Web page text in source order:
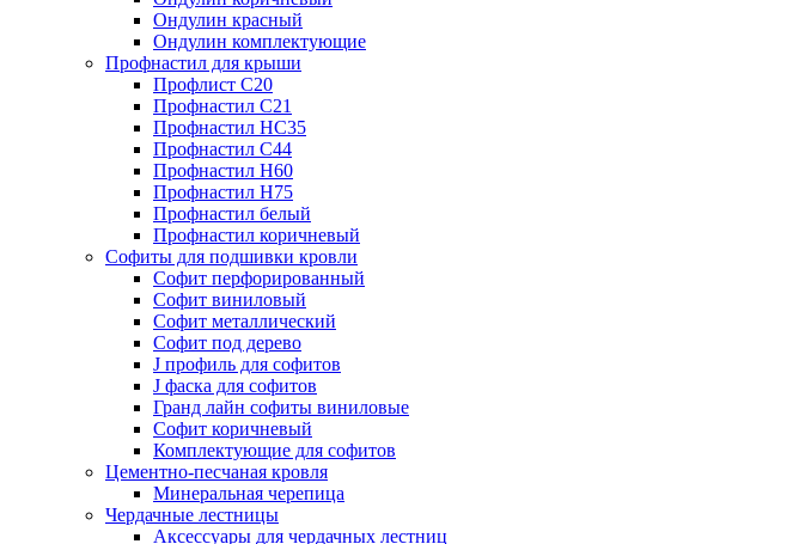
Ондулин красный
Ондулин комплектующие
Профнастил для крыши
Профлист С20
Профнастил С21
Профнастил НС35
Профнастил С44
Профнастил Н60
Профнастил Н75
Профнастил белый
Профнастил коричневый
Софиты для подшивки кровли
Cофит перфорированный
Софит виниловый
Софит металлический
Софит под дерево
J профиль для софитов
J фаска для софитов
Гранд лайн софиты виниловые
Софит коричневый
Комплектующие для софитов
Цементно-песчаная кровля
Минеральная черепица
Чердачные лестницы
Аксессуары для чердачных лестниц